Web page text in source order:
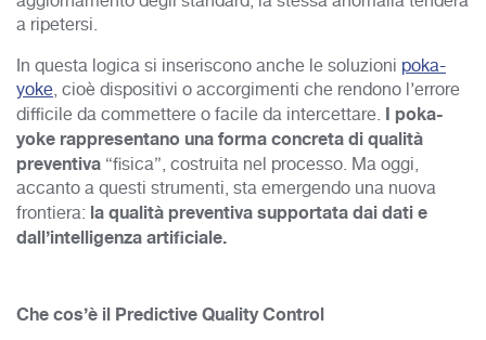
a ripetersi.
In questa logica si inseriscono anche le soluzioni poka-
yoke, cioè dispositivi o accorgimenti che rendono l’errore
difficile da commettere o facile da intercettare. I poka-
yoke rappresentano una forma concreta di qualità
preventiva “fisica”, costruita nel processo. Ma oggi,
accanto a questi strumenti, sta emergendo una nuova
frontiera: la qualità preventiva supportata dai dati e
dall’intelligenza artificiale.
Che cos’è il Predictive Quality Control